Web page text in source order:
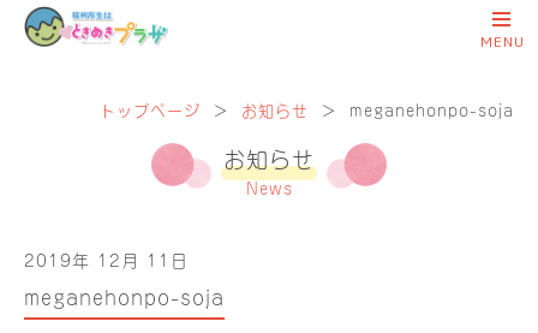
トップページ ＞ お知らせ ＞ meganehonpo-soja
お知らせ
News
2019年 12月 11日
meganehonpo-soja